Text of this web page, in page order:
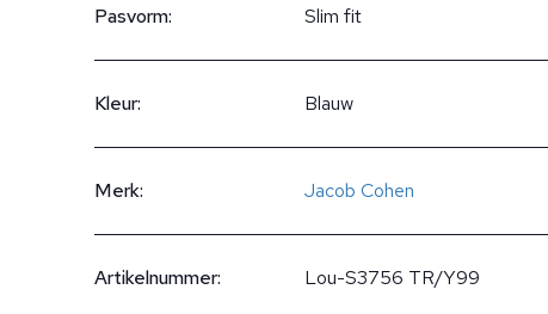
Pasvorm: Slim fit
Kleur: Blauw
Merk: Jacob Cohen
Artikelnummer: Lou-S3756 TR/Y99